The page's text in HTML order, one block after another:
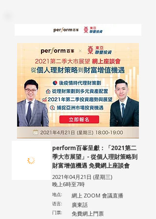
perform百峯呈獻：「2021第二
季大市展望」- 從個人理財策略到
財富增值機遇 免費網上座談會
2021年04月21日 (星期三)
晚上6時至7時
地点: 網上 ZOOM 會議直播
语言: 廣東話
门票: 免費網上門票